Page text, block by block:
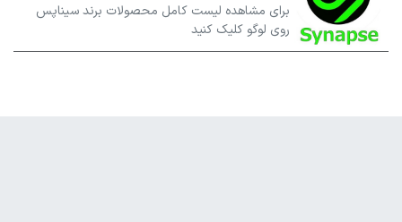
برای مشاهده لیست کامل محصولات برند سیناپس
روی لوگو کلیک کنید